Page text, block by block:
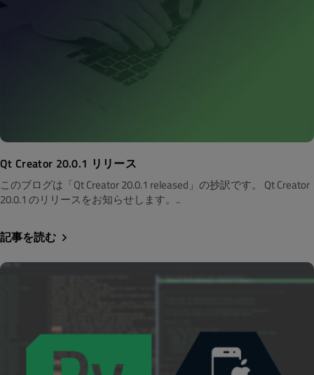
Qt Creator 20.0.1 リリース
このブログは「Qt Creator 20.0.1 released」の抄訳です。 Qt Creator
20.0.1 のリリースをお知らせします。..
記事を読む